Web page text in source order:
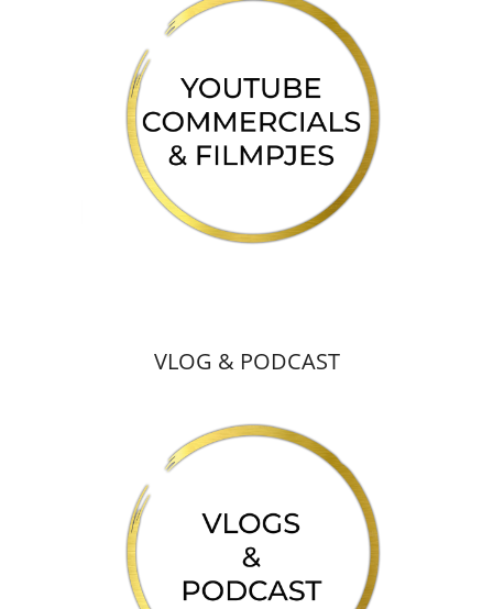
VLOG & PODCAST